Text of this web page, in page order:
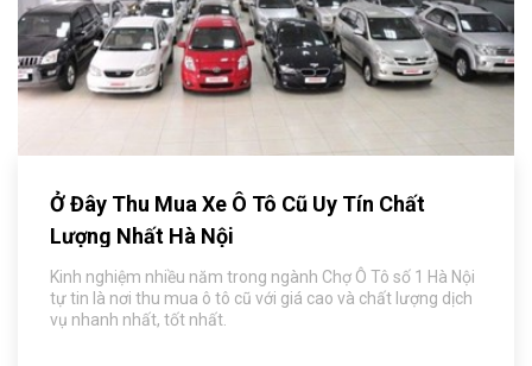
Ở Đây Thu Mua Xe Ô Tô Cũ Uy Tín Chất
Lượng Nhất Hà Nội
Kinh nghiệm nhiều năm trong ngành Chợ Ô Tô số 1 Hà Nội
tự tin là nơi thu mua ô tô cũ với giá cao và chất lượng dịch
vụ nhanh nhất, tốt nhất.